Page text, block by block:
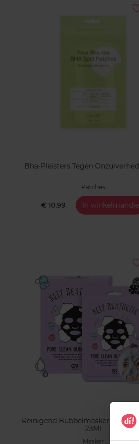
Bha-Pleisters Tegen
Patches
€ 10,99 In winkelmandje
Reinigend Bubbelmasker Voor De
23Ml
Masker